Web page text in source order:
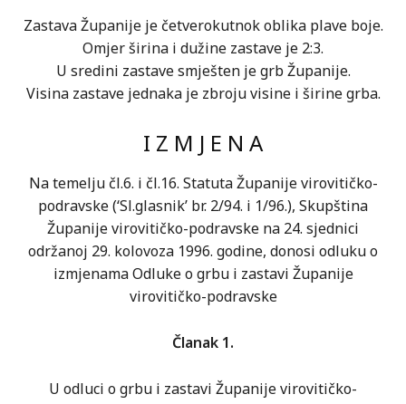
Zastava Županije je četverokutnok oblika plave boje.
Omjer širina i dužine zastave je 2:3.
U sredini zastave smješten je grb Županije.
Visina zastave jednaka je zbroju visine i širine grba.
I Z M J E N A
Na temelju čl.6. i čl.16. Statuta Županije virovitičko-
podravske (‘Sl.glasnik’ br. 2/94. i 1/96.), Skupština
Županije virovitičko-podravske na 24. sjednici
održanoj 29. kolovoza 1996. godine, donosi odluku o
izmjenama Odluke o grbu i zastavi Županije
virovitičko-podravske
Članak 1.
U odluci o grbu i zastavi Županije virovitičko-